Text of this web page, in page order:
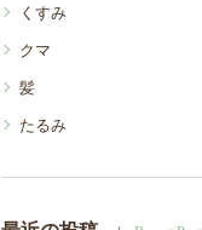
くすみ
クマ
髪
たるみ